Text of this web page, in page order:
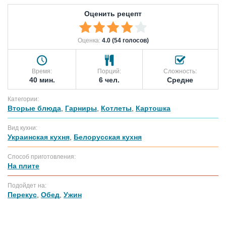
Оценить рецепт
Оценка: 4.0 (54 голосов)
Время:
40 мин.
Порций:
6 чел.
Сложность:
Средне
Категории:
Вторые блюда Гарниры Котлеты Картошка
Вид кухни:
Украинская кухня Белорусская кухня
Способ приготовления:
На плите
Подойдет на:
Перекус Обед Ужин